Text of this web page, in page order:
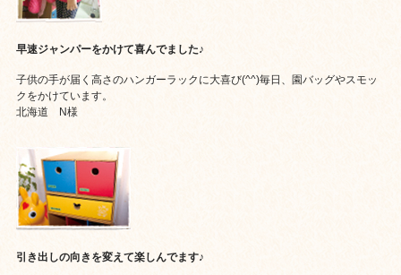
早速ジャンパーをかけて喜んでました♪
子供の手が届く高さのハンガーラックに大喜び(^^)毎日、園バッグやスモッ
クをかけています。
北海道 N様
引き出しの向きを変えて楽しんでます♪